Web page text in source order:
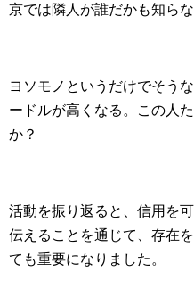
京では隣人が誰だかも知らな
ヨソモノというだけでそう
ードルが高くなる。この人
か？
活動を振り返ると、信用を
伝えることを通じて、存在
ても重要になりました。